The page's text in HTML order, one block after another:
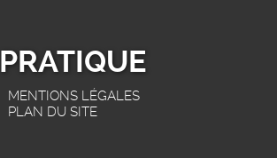
PRATIQUE
MENTIONS LÉGALES
PLAN DU SITE